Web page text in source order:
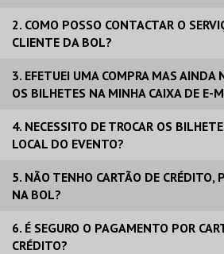
CARTÕES
2. COMO POSSO CONTACTAR O
CLIENTE DA BOL?
3. EFETUEI UMA COMPRA MAS AINDA
OS BILHETES NA MINHA CAIXA DE E-
4. NECESSITO DE TROCAR OS
LOCAL DO EVENTO?
5. NÃO TENHO CARTÃO DE CRÉDITO,
NA BOL?
6. É SEGURO O PAGAMENTO POR
CRÉDITO?